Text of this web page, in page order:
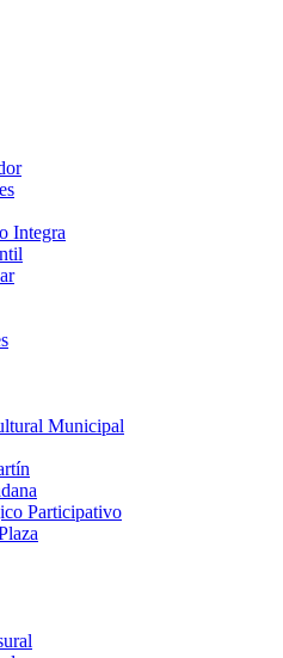
Integra
Municipal
Participativo